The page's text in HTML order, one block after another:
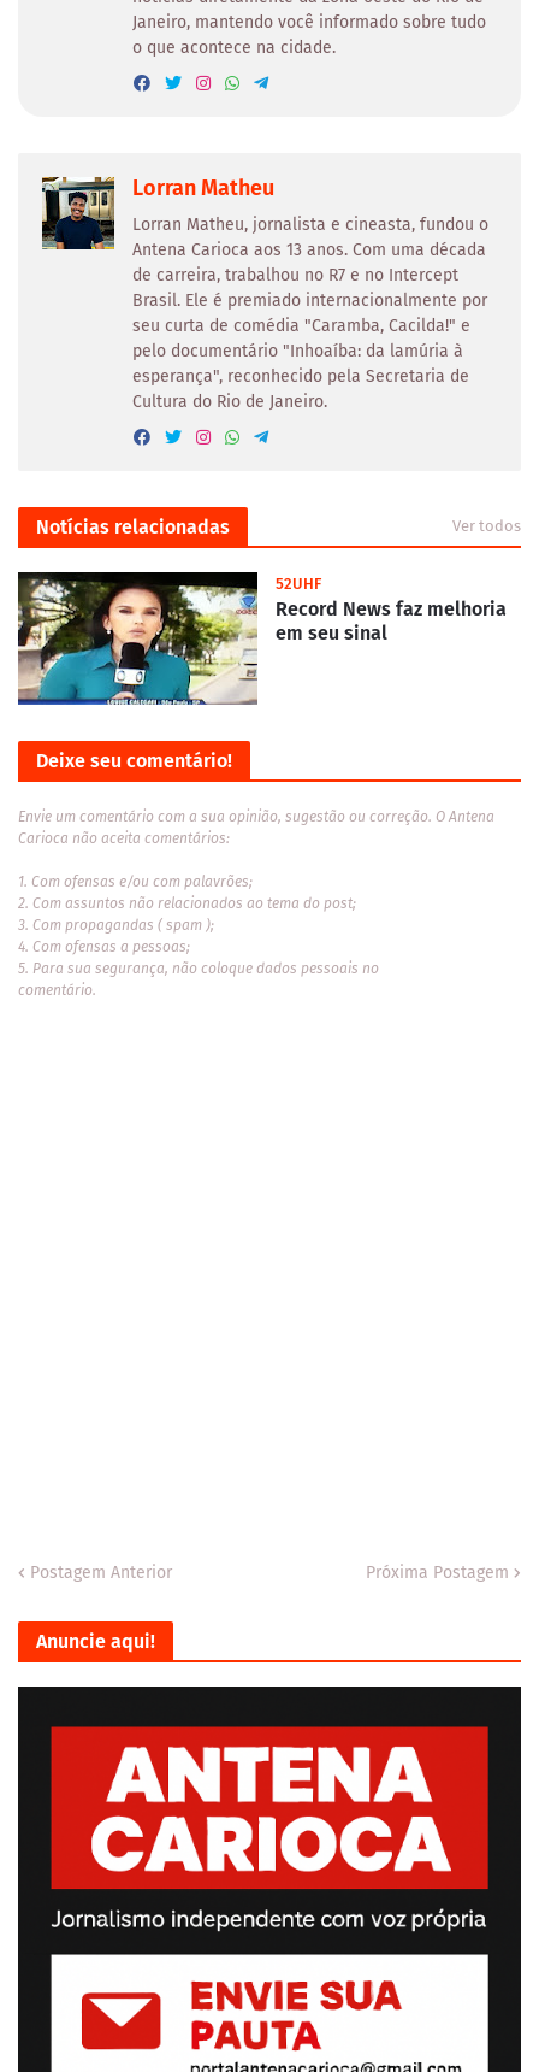
Janeiro, mantendo você informado sobre tudo
o que acontece na cidade.
Lorran Matheu
Lorran Matheu, jornalista e cineasta, fundou o
Antena Carioca aos 13 anos. Com uma década
de carreira, trabalhou no R7 e no Intercept
Brasil. Ele é premiado internacionalmente por
seu curta de comédia "Caramba, Cacilda!" e
pelo documentário "Inhoaíba: da lamúria à
esperança", reconhecido pela Secretaria de
Cultura do Rio de Janeiro.
Notícias relacionadas Ver todos
52UHF
Record News faz melhoria
em seu sinal
Deixe seu comentário!
Envie um comentário com a sua opinião, sugestão ou correção. O Antena
Carioca não aceita comentários:
1. Com ofensas e/ou com palavrões;
2. Com assuntos não relacionados ao tema do post;
3. Com propagandas ( spam );
4. Com ofensas a pessoas;
5. Para sua segurança, não coloque dados pessoais no
comentário.
Postagem Anterior Próxima Postagem
Anuncie aqui!